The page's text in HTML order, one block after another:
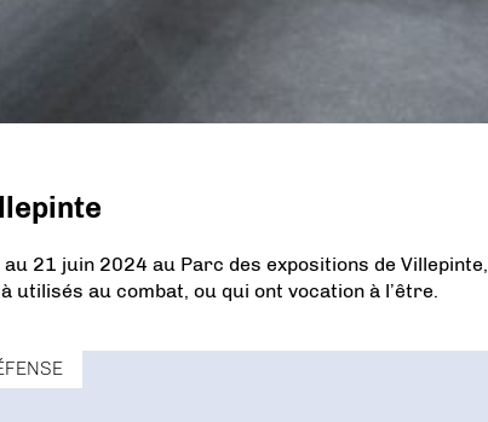
21 juin 2024 au Parc des expositions de Villepinte,
utilisés au combat, ou qui ont vocation à l’être.